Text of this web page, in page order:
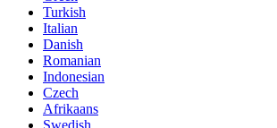
Turkish
Italian
Danish
Romanian
Indonesian
Czech
Afrikaans